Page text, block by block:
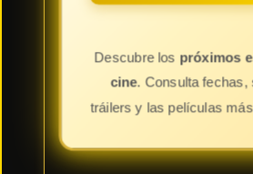
Descubre los próximos
cine . Consulta fechas,
tráilers y las películas